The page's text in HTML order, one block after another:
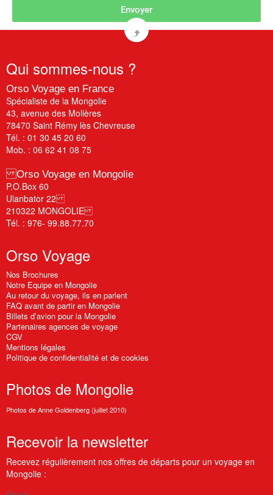
Envoyer
Qui sommes-nous ?
Orso Voyage en France
Spécialiste de la Mongolie
43, avenue des Molières
78470 Saint Rémy lès Chevreuse
Tél. : 01 30 45 20 60
Mob. : 06 62 41 08 75
Orso Voyage en Mongolie
P.O.Box 60
Ulanbator 22
210322 MONGOLIE
Tél. : 976- 99.88.77.70
Orso Voyage
Nos Brochures
Notre Equipe en Mongolie
Au retour du voyage, ils en parlent
FAQ avant de partir en Mongolie
Billets d’avion pour la Mongolie
Partenaires agences de voyage
CGV
Mentions légales
Politique de confidentialité et de cookies
Photos de Mongolie
Photos de Anne Goldenberg (juillet 2010)
Recevoir la newsletter
Recevez régulièrement nos offres de départs pour un voyage en
Mongolie :